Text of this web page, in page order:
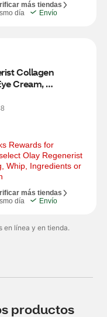
más tiendas
día
Envío
Collagen
Cream,
0.5 OZ
Rewards for
Olay Regenerist
Whip, Ingredients or
más tiendas
día
Envío
en línea y en tienda.
productos